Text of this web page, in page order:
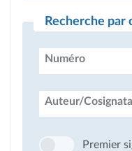
Recherche par
Numéro
Auteur/
Premier